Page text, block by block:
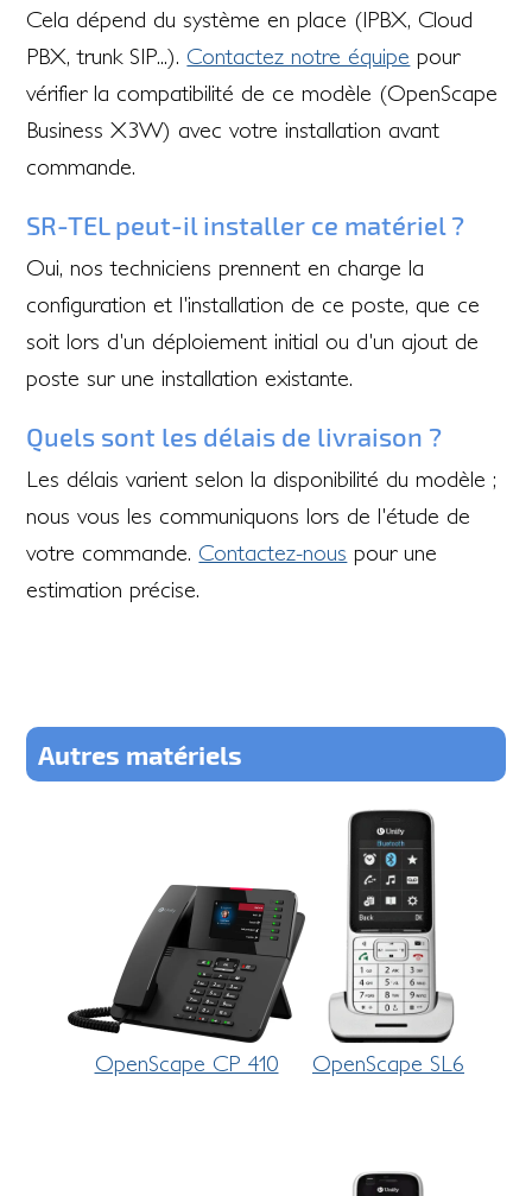
Cela dépend du système en place (IPBX, Cloud
PBX, trunk SIP...). Contactez notre équipe pour
vérifier la compatibilité de ce modèle (OpenScape
Business X3W) avec votre installation avant
commande.
SR-TEL peut-il installer ce matériel ?
Oui, nos techniciens prennent en charge la
configuration et l'installation de ce poste, que ce
soit lors d'un déploiement initial ou d'un ajout de
poste sur une installation existante.
Quels sont les délais de livraison ?
Les délais varient selon la disponibilité du modèle ;
nous vous les communiquons lors de l'étude de
votre commande. Contactez-nous pour une
estimation précise.
Autres matériels
OpenScape CP 410 OpenScape SL6